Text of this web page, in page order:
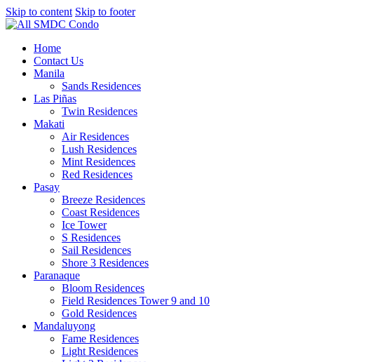
Skip to content Skip to footer
Home
Contact Us
Manila
Sands Residences
Las Piñas
Twin Residences
Makati
Air Residences
Lush Residences
Mint Residences
Red Residences
Pasay
Breeze Residences
Coast Residences
Ice Tower
S Residences
Sail Residences
Shore 3 Residences
Paranaque
Bloom Residences
Field Residences Tower 9 and 10
Gold Residences
Mandaluyong
Fame Residences
Light Residences